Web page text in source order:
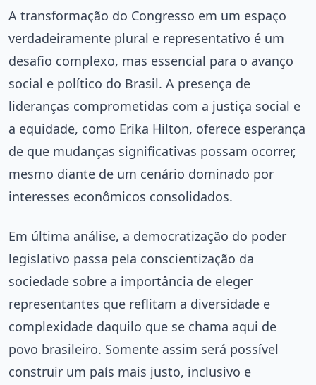
A transformação do Congresso em um espaço
verdadeiramente plural e representativo é um
desafio complexo, mas essencial para o avanço
social e político do Brasil. A presença de
lideranças comprometidas com a justiça social e
a equidade, como Erika Hilton, oferece esperança
de que mudanças significativas possam ocorrer,
mesmo diante de um cenário dominado por
interesses econômicos consolidados.
Em última análise, a democratização do poder
legislativo passa pela conscientização da
sociedade sobre a importância de eleger
representantes que reflitam a diversidade e
complexidade daquilo que se chama aqui de
povo brasileiro. Somente assim será possível
construir um país mais justo, inclusivo e